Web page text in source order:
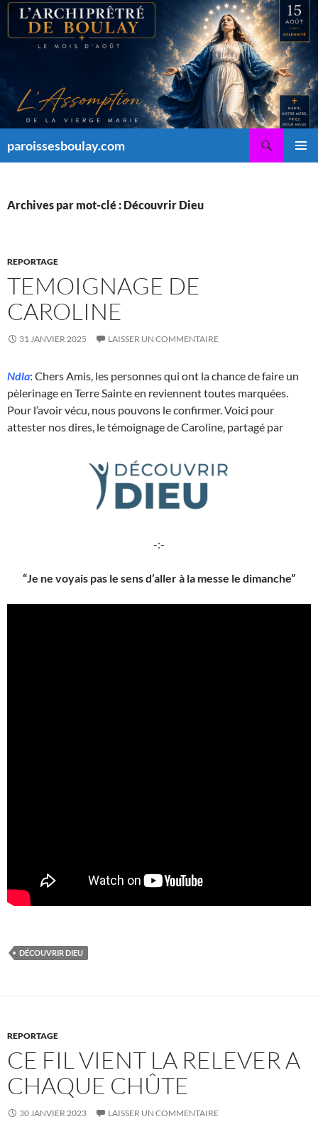
Aller
contenu
paroissesboulay.com
Archives par mot-clé : Découvrir Dieu
REPORTAGE
TEMOIGNAGE DE
CAROLINE
31 JANVIER 2025 LAISSER UN COMMENTAIRE
Ndla: Chers Amis, les personnes qui ont la chance de faire un
pèlerinage en Terre Sainte en reviennent toutes marquées.
Pour l’avoir vécu, nous pouvons le confirmer. Voici pour
attester nos dires, le témoignage de Caroline, partagé par
-:-
“Je ne voyais pas le sens d’aller à la messe le dimanche”
DÉCOUVRIR DIEU
REPORTAGE
CE FIL VIENT LA RELEVER A
CHAQUE CHÛTE
30 JANVIER 2023 LAISSER UN COMMENTAIRE